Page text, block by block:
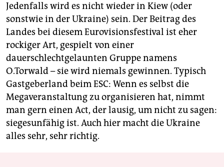
Jedenfalls wird es nicht wieder in Kiew (oder
sonstwie in der Ukraine) sein. Der Beitrag des
Landes bei diesem Eurovisionsfestival ist eher
rockiger Art, gespielt von einer
dauerschlechtgelaunten Gruppe namens
O.Torwald – sie wird niemals gewinnen. Typisch
Gastgeberland beim ESC: Wenn es selbst die
Megaveranstaltung zu organisieren hat, nimmt
man gern einen Act, der lausig, um nicht zu sagen:
siegesunfähig ist. Auch hier macht die Ukraine
alles sehr, sehr richtig.